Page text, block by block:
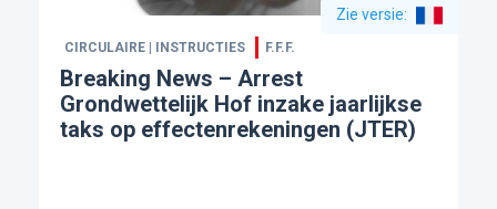
Zie versie:
CIRCULAIRE | INSTRUCTIES F.F.F.
Breaking News – Arrest
Grondwettelijk Hof inzake jaarlijkse
taks op effectenrekeningen (JTER)